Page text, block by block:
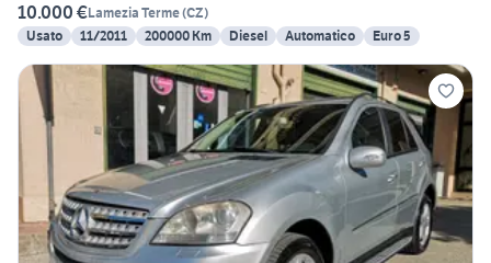
10.000 €Lamezia Terme(CZ)
Usato
11/2011 200000 Km Diesel Automatico Euro 5